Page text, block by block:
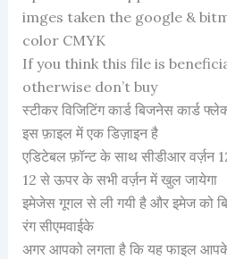
imges taken the google &
color CMYK
If you think this file is
otherwise don’t buy
स्टीकर विजिटिंग कार्ड बिजनेस कार्ड
इस फ़ाइल में एक डिज़ाइन है
एडिटेबल फ़ॉन्ट के साथ सीडीआर वर्ज़न
12 से ऊपर के सभी वर्ज़न में खुल जायेगा
इमेजेस गूगल से ली गयी है और इमेज को
रंग सीएमवाईके
अगर आपको लगता है कि यह फाइल आपके